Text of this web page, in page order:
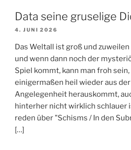
Data seine gruselige
4. JUNI 2026
Das Weltall ist groß und
und wenn dann noch der
Spiel kommt, kann man froh
einigermaßen heil wieder aus der
Angelegenheit herauskommt,
hinterher nicht wirklich schlauer
reden über "Schisms / In den
[…]